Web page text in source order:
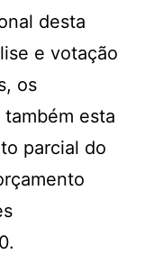
desta
e votação
os
esta
parcial do